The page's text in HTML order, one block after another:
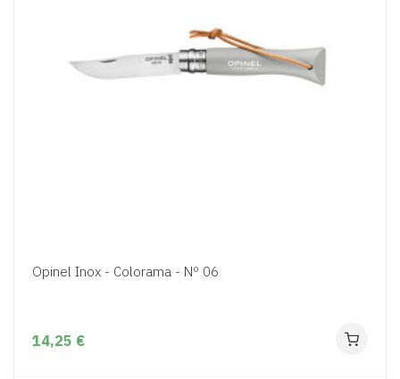
Opinel Inox - Colorama - Nº 06
14,25 €